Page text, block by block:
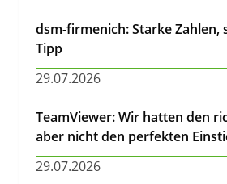
dsm-firmenich: Starke Zahlen,
Tipp
29.07.2026
TeamViewer: Wir hatten den
aber nicht den perfekten
29.07.2026